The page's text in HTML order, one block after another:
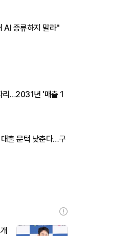
AI 증류하지 말라"
리…2031년 '매출 1
대출 문턱 낮춘다…구